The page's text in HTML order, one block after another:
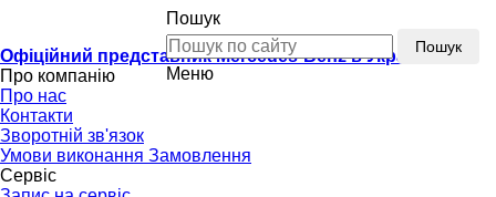
Офіційний представник Mercedes-Benz в Україні
Пошук
Пошук
Меню
Про компанію
Про нас
Контакти
Зворотній зв'язок
Умови виконання Замовлення
Сервіс